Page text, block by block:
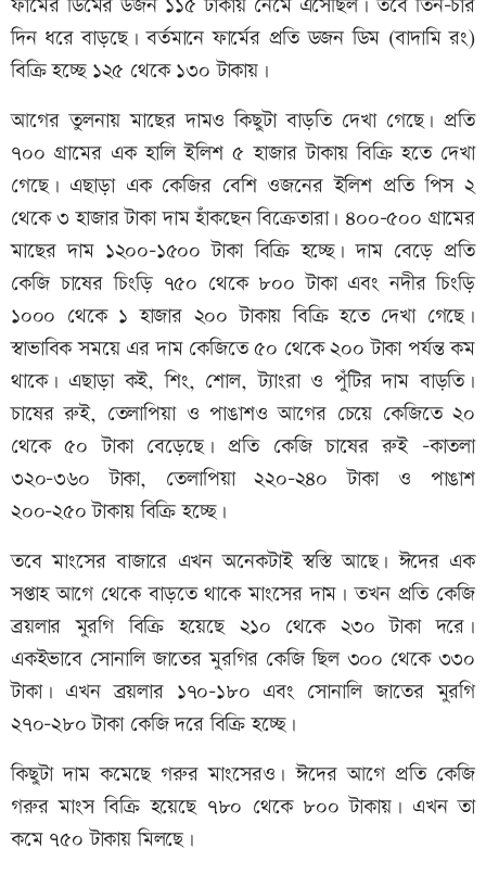
ফার্মের ডিমের ডজন ১১৫ টাকায় নেমে এসেছিল। তবে তিন-চার
দিন ধরে বাড়ছে। বর্তমানে ফার্মের প্রতি ডজন ডিম (বাদামি রং)
বিক্রি হচ্ছে ১২৫ থেকে ১৩০ টাকায়।
আগের তুলনায় মাছের দামও কিছুটা বাড়তি দেখা গেছে। প্রতি
৭০০ গ্রামের এক হালি ইলিশ ৫ হাজার টাকায় বিক্রি হতে দেখা
গেছে। এছাড়া এক কেজির বেশি ওজনের ইলিশ প্রতি পিস ২
থেকে ৩ হাজার টাকা দাম হাঁকছেন বিক্রেতারা। ৪০০-৫০০ গ্রামের
মাছের দাম ১২০০-১৫০০ টাকা বিক্রি হচ্ছে। দাম বেড়ে প্রতি
কেজি চাষের চিংড়ি ৭৫০ থেকে ৮০০ টাকা এবং নদীর চিংড়ি
১০০০ থেকে ১ হাজার ২০০ টাকায় বিক্রি হতে দেখা গেছে।
স্বাভাবিক সময়ে এর দাম কেজিতে ৫০ থেকে ২০০ টাকা পর্যন্ত কম
থাকে। এছাড়া কই, শিং, শোল, ট্যাংরা ও পুঁটির দাম বাড়তি।
চাষের রুই, তেলাপিয়া ও পাঙাশও আগের চেয়ে কেজিতে ২০
থেকে ৫০ টাকা বেড়েছে। প্রতি কেজি চাষের রুই -কাতলা
৩২০-৩৬০ টাকা, তেলাপিয়া ২২০-২৪০ টাকা ও পাঙাশ
২০০-২৫০ টাকায় বিক্রি হচ্ছে।
তবে মাংসের বাজারে এখন অনেকটাই স্বস্তি আছে। ঈদের এক
সপ্তাহ আগে থেকে বাড়তে থাকে মাংসের দাম। তখন প্রতি কেজি
ব্রয়লার মুরগি বিক্রি হয়েছে ২১০ থেকে ২৩০ টাকা দরে।
একইভাবে সোনালি জাতের মুরগির কেজি ছিল ৩০০ থেকে ৩৩০
টাকা। এখন ব্রয়লার ১৭০-১৮০ এবং সোনালি জাতের মুরগি
২৭০-২৮০ টাকা কেজি দরে বিক্রি হচ্ছে।
কিছুটা দাম কমেছে গরুর মাংসেরও। ঈদের আগে প্রতি কেজি
গরুর মাংস বিক্রি হয়েছে ৭৮০ থেকে ৮০০ টাকায়। এখন তা
কমে ৭৫০ টাকায় মিলছে।